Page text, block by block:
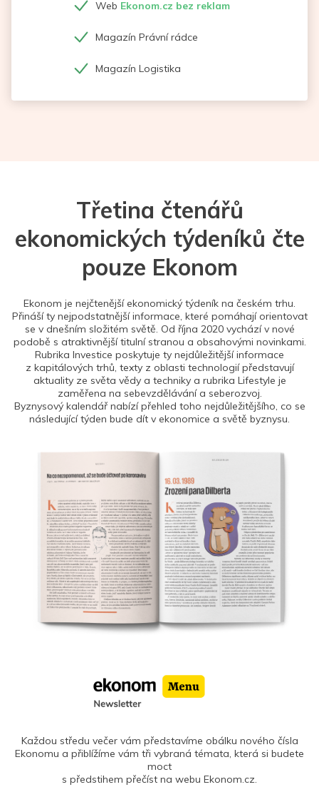
Web Ekonom.cz bez reklam
Magazín Právní rádce
Magazín Logistika
Třetina čtenářů
ekonomických týdeníků čte
pouze Ekonom
Ekonom je nejčtenější ekonomický týdeník na českém trhu.
Přináší ty nejpodstatnější informace, které pomáhají orientovat
se v dnešním složitém světě. Od října 2020 vychází v nové
podobě s atraktivnější titulní stranou a obsahovými novinkami.
Rubrika Investice poskytuje ty nejdůležitější informace
z kapitálových trhů, texty z oblasti technologií představují
aktuality ze světa vědy a techniky a rubrika Lifestyle je
zaměřena na sebevzdělávání a seberozvoj.
Byznysový kalendář nabízí přehled toho nejdůležitějšího, co se
následující týden bude dít v ekonomice a světě byznysu.
Každou středu večer vám představíme obálku nového čísla
Ekonomu a přiblížíme vám tři vybraná témata, která si budete
moct
s předstihem přečíst na webu Ekonom.cz.